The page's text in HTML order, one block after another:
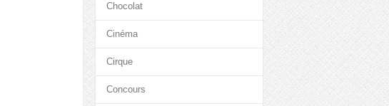
Chocolat
Cinéma
Cirque
Concours